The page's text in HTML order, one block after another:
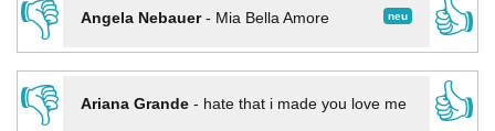
👎 neu
Angela Nebauer- Mia Bella Amore
👍
👎
Ariana Grande- hate that i made you love me
👍